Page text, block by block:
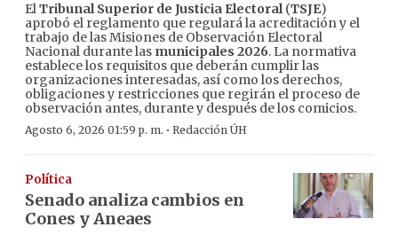
ElTribunal Superior de Justicia Electoral(TSJE)
aprobó el reglamento que regulará la acreditación y el
trabajo de las Misiones de Observación Electoral
Nacional durante las municipales 2026. La normativa
establece los requisitos que deberán cumplir las
organizaciones interesadas, así como los derechos,
obligaciones y restricciones que regirán el proceso de
observación antes, durante y después de los comicios.
Agosto 6, 2026 01:59 p. m. · Redacción ÚH
Política
Senado analiza cambios en
Cones y Aneaes